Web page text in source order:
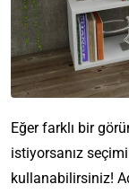
Eğer farklı bir
istiyorsanız
kullanabilirsiniz!